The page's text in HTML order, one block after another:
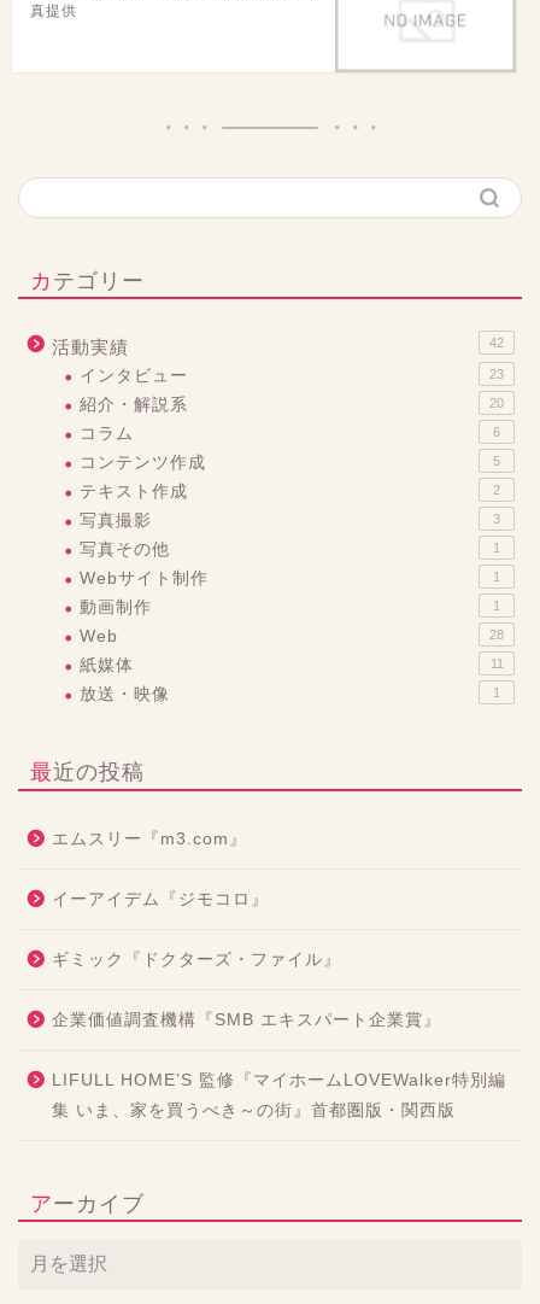
真提供
カテゴリー
活動実績 42
インタビュー 23
紹介・解説系 20
コラム 6
コンテンツ作成 5
テキスト作成 2
写真撮影 3
写真その他 1
Webサイト制作 1
動画制作 1
Web 28
紙媒体 11
放送・映像 1
最近の投稿
エムスリー『m3.com』
イーアイデム『ジモコロ』
ギミック『ドクターズ・ファイル』
企業価値調査機構『SMB エキスパート企業賞』
LIFULL HOME’S 監修『マイホームLOVEWalker特別編
集 いま、家を買うべき～の街』首都圏版・関西版
アーカイブ